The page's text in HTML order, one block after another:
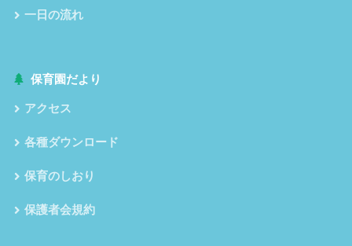
一日の流れ
保育園だより
アクセス
各種ダウンロード
保育のしおり
保護者会規約